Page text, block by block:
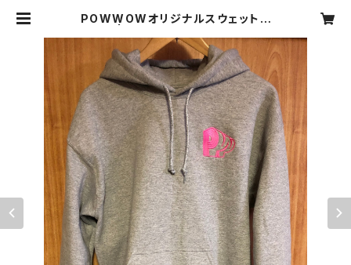
POWWOWオリジナルスウェットフ
M recordings WEBSHOP